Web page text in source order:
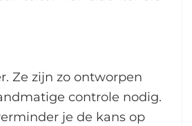
Ze zijn zo ontworpen
controle nodig.
je de kans op